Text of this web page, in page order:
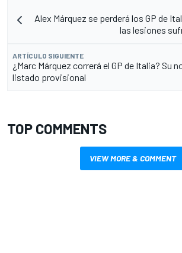
Alex Márquez se perderá los GP de
las lesiones
ARTÍCULO SIGUIENTE
¿Marc Márquez correrá el GP de Italia? Su
listado provisional
TOP COMMENTS
VIEW MORE & COMMENT